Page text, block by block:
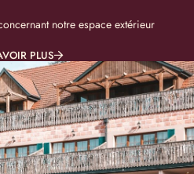
notre espace extérieur
PLUS